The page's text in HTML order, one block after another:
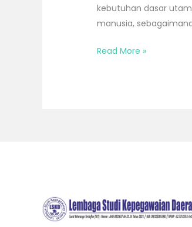
kebutuhan dasar
manusia,
Read More »